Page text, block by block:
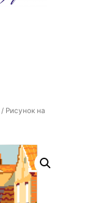
/ Рисунок на